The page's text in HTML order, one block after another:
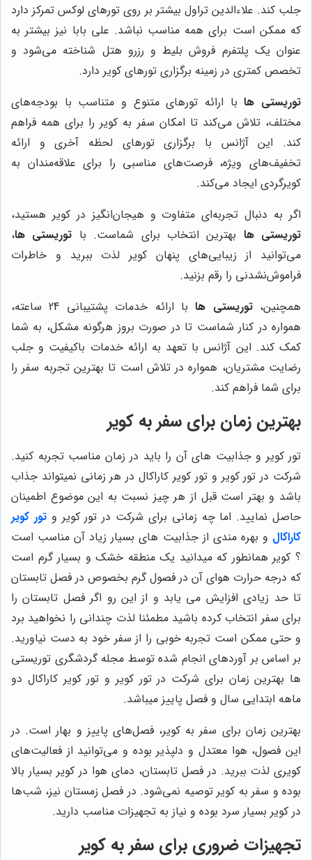
جلب کند. علاءالدین تراول بیشتر بر روی تورهای لوکس تمرکز دارد
که ممکن است برای همه مناسب نباشد. علی بابا نیز بیشتر به
عنوان یک پلتفرم فروش بلیط و رزرو هتل شناخته می‌شود و
تخصص کمتری در زمینه برگزاری تورهای کویر دارد.
توریستی هابا ارائه تورهای متنوع و متناسب با بودجه‌های
مختلف، تلاش می‌کند تا امکان سفر به کویر را برای همه فراهم
کند. این آژانس با برگزاری تورهای لحظه آخری و ارائه
تخفیف‌های ویژه، فرصت‌های مناسبی را برای علاقه‌مندان به
کویرگردی ایجاد می‌کند.
اگر به دنبال تجربه‌ای متفاوت و هیجان‌انگیز در کویر هستید،
توریستی ها بهترین انتخاب برای شماست. با توریستی ها،
می‌توانید از زیبایی‌های پنهان کویر لذت ببرید و خاطرات
فراموش‌نشدنی را رقم بزنید.
همچنین،توریستی ها
با ارائه خدمات پشتیبانی 24 ساعته،
همواره در کنار شماست تا در صورت بروز هرگونه مشکل، به شما
کمک کند. این آژانس با تعهد به ارائه خدمات باکیفیت و جلب
رضایت مشتریان، همواره در تلاش است تا بهترین تجربه سفر را
برای شما فراهم کند.
بهترین زمان برای سفر به کویر
تور کویر و جذابیت های آن را باید در زمان مناسب تجربه کنید.
شرکت در تور کویر و تور کویر کاراکال در هر زمانی نمیتواند جذاب
باشد و بهتر است قبل از هر چیز نسبت به این موضوع اطمینان
حاصل نمایید. اما چه زمانی برای شرکت در تور کویر وتور کویر
کاراکال و بهره مندی از جذابیت های بسیار زیاد آن مناسب است
؟ کویر همانطور که میدانید یک منطقه خشک و بسیار گرم است
که درجه حرارت هوای آن در فصول گرم بخصوص در فصل تابستان
تا حد زیادی افزایش می یابد و از این رو اگر فصل تابستان را
برای سفر انتخاب کرده باشید مطمئنا لذت چندانی را نخواهید برد
و حتی ممکن است تجربه خوبی را از سفر خود به دست نیاورید.
بر اساس بر آوردهای انجام شده توسط مجله گردشگری توریستی
ها بهترین زمان برای شرکت در تور کویر و تور کویر کاراکال دو
ماهه ابتدایی سال و فصل پاییز میباشد.
بهترین زمان برای سفر به کویر، فصل‌های پاییز و بهار است. در
این فصول، هوا معتدل و دلپذیر بوده و می‌توانید از فعالیت‌های
کویری لذت ببرید. در فصل تابستان، دمای هوا در کویر بسیار بالا
بوده و سفر به کویر توصیه نمی‌شود. در فصل زمستان نیز، شب‌ها
در کویر بسیار سرد بوده و نیاز به تجهیزات مناسب دارید.
تجهیزات ضروری برای سفر به کویر